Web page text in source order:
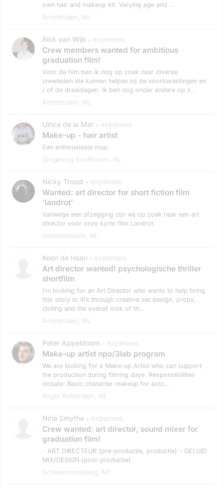
own hair and makeup kit. Varying age and ...
Amsterdam, NL
Rick van Wijk • expenses
Crew members wanted for ambitious
graduation film!
Voor de film ben ik nog op zoek naar diverse
crewleden die kunnen helpen bij de voorbereidingen en
/ of de draaidagen. Ik ben nog onder andere op z...
Amsterdam, NL
Ulrica de la Mar • expenses
Make-up - hair artist
Een enthousiaste mua.
Omgeving Eindhoven, NL
Nicky Troost • expenses
Wanted: art director for short fiction film
'landrot'
Vanwege een afzegging zijn wij op zoek naar een art
director voor onze korte film Landrot.
Hellevoetsluis, NL
Koen de Haan • expenses
Art director wanted! psychologische thriller
shortfilm
I’m looking for an Art Director who wants to help bring
this story to life through creative set design, props,
cloting and the overall look of th...
Amsterdam, NL
Peter Appeldoorn • expenses
Make-up artist npo/3lab program
We are looking for a Make-up Artist who can support
the production during filming days. Responsibilities
include: Basic character makeup for acto...
Regio Rotterdam, NL
Nina Smythe • expenses
Crew wanted: art director, sound mixer for
graduation film!
- ART DIRECTEUR (pre-productie, productie) - GELUID
MIX/DESIGN (post-productie)
Schiermonnikoog, NT